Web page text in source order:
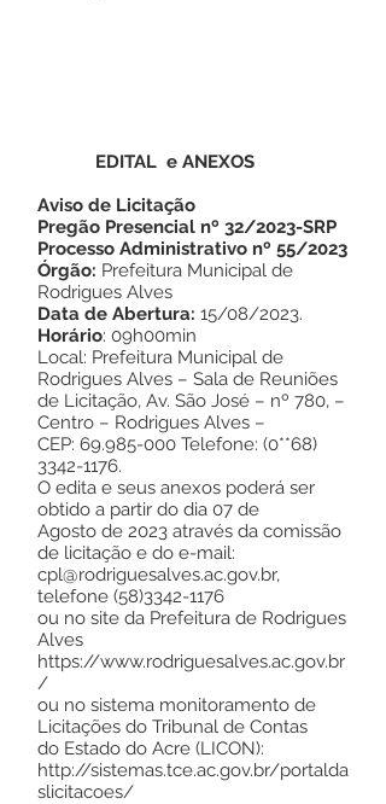
EDITAL e ANEXOS
Aviso de Licitação
Pregão Presencial nº 32/2023-SRP
Processo Administrativo nº 55/2023
Órgão: Prefeitura Municipal de
Rodrigues Alves
Data de Abertura: 15/08/2023.
Horário: 09h00min
Local: Prefeitura Municipal de
Rodrigues Alves – Sala de Reuniões
de Licitação, Av. São José – nº 780, –
Centro – Rodrigues Alves –
CEP: 69.985-000 Telefone: (0**68)
3342-1176.
O edita e seus anexos poderá ser
obtido a partir do dia 07 de
Agosto de 2023 através da comissão
de licitação e do e-mail:
cpl@rodriguesalves.ac.gov.br,
telefone (58)3342-1176
ou no site da Prefeitura de Rodrigues
Alves
https://www.rodriguesalves.ac.gov.br
/
ou no sistema monitoramento de
Licitações do Tribunal de Contas
do Estado do Acre (LICON):
http://sistemas.tce.ac.gov.br/portalda
slicitacoes/